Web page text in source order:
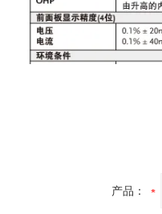
产品：